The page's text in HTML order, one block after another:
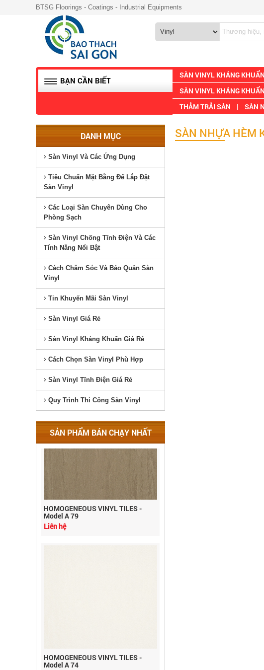
BTSG Floorings - Coatings - Industrial Equipments
BẠN CẦN BIẾT
SÀN VINYL KHÁNG KHUẨN
SÀN VINYL KHÁNG
THẢM TRẢI SÀN
SÀN
DANH MỤC
Sàn Vinyl Và Các Ứng Dụng
Tiêu Chuẩn Mặt Bằng Để Lắp Đặt
Sàn Vinyl
Các Loại Sàn Chuyên Dùng Cho
Phòng Sạch
Sàn Vinyl Chống Tĩnh Điện Và Các
Tính Năng Nổi Bật
Cách Chăm Sóc Và Bảo Quản Sàn
Vinyl
Tin Khuyến Mãi Sàn Vinyl
Sàn Vinyl Giá Rẻ
Sàn Vinyl Kháng Khuẩn Giá Rẻ
Cách Chọn Sàn Vinyl Phù Hợp
Sàn Vinyl Tĩnh Điện Giá Rẻ
Quy Trình Thi Công Sàn Vinyl
SẢN PHẨM BÁN CHẠY NHẤT
HOMOGENEOUS VINYL TILES -
Model A 79
Liên hệ
Model A 74
Liên hệ
SÀN NHỰA HÈM